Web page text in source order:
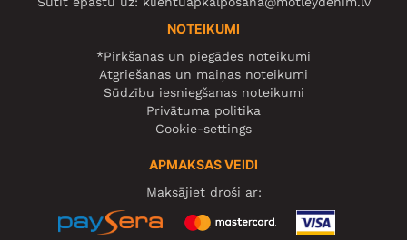
NOTEIKUMI
*Pirkšanas un piegādes noteikumi
Atgriešanas un maiņas noteikumi
Sūdzību iesniegšanas noteikumi
Privātuma politika
Cookie-settings
APMAKSAS VEIDI
Maksājiet droši ar: